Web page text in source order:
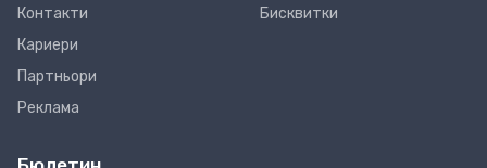
Контакти
Кариери
Партньори
Реклама
Бисквитки